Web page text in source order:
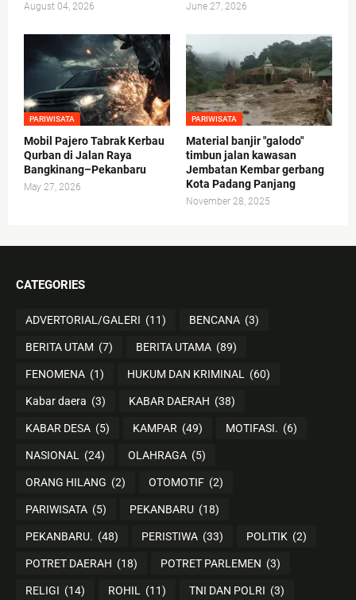
August 04, 2026 June 27, 2026
PARIWISATA
Mobil Pajero Tabrak Kerbau
Qurban di Jalan Raya
Bangkinang–Pekanbaru
May 27, 2026
PARIWISATA
Material banjir "galodo"
timbun jalan kawasan
Jembatan Kembar gerbang
Kota Padang Panjang
November 28, 2025
CATEGORIES
ADVERTORIAL/GALERI (11) BENCANA (3)
BERITA UTAM (7) BERITA UTAMA (89)
FENOMENA (1) HUKUM DAN KRIMINAL (60)
Kabar daera (3) KABAR DAERAH (38)
KABAR DESA (5) KAMPAR (49) MOTIFASI. (6)
NASIONAL (24) OLAHRAGA (5)
ORANG HILANG (2) OTOMOTIF (2)
PARIWISATA (5) PEKANBARU (18)
PEKANBARU. (48) PERISTIWA (33) POLITIK (2)
POTRET DAERAH (18) POTRET PARLEMEN (3)
RELIGI (14) ROHIL (11) TNI DAN POLRI (3)